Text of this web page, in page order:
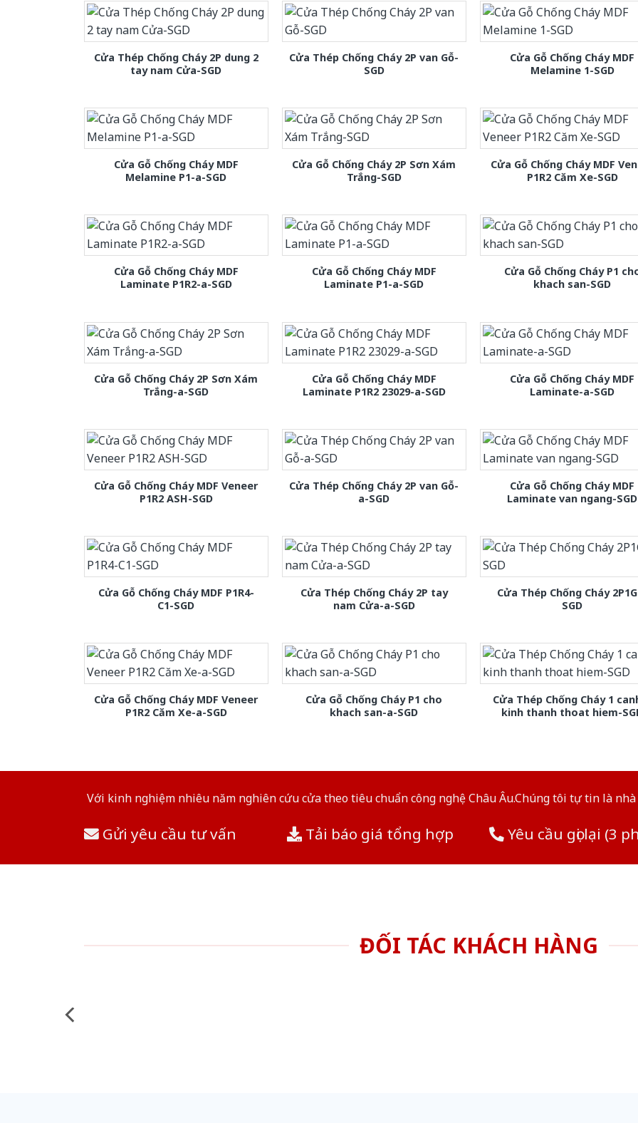
Cửa Thép Chống Cháy 2P dung 2
tay nam Cửa-SGD
Cửa Thép Chống Cháy 2P van Gỗ-
SGD
Cửa Gỗ Chống Cháy MDF
Melamine 1-SGD
Cửa Gỗ Chống Cháy MDF
Melamine P1-a-SGD
Cửa Gỗ Chống Cháy 2P Sơn Xám
Trắng-SGD
Cửa Gỗ Chống Cháy MDF
P1R2 Căm Xe-SGD
Cửa Gỗ Chống Cháy MDF
Laminate P1R2-a-SGD
Cửa Gỗ Chống Cháy MDF
Laminate P1-a-SGD
Cửa Gỗ Chống Cháy P1
khach san-SGD
Cửa Gỗ Chống Cháy 2P Sơn Xám
Trắng-a-SGD
Cửa Gỗ Chống Cháy MDF
Laminate P1R2 23029-a-SGD
Cửa Gỗ Chống Cháy MDF
Laminate-a-SGD
Cửa Gỗ Chống Cháy MDF Veneer
P1R2 ASH-SGD
Cửa Thép Chống Cháy 2P van Gỗ-
a-SGD
Cửa Gỗ Chống Cháy MDF
Laminate van ngang-SGD
Cửa Gỗ Chống Cháy MDF P1R4-
C1-SGD
Cửa Thép Chống Cháy 2P tay
nam Cửa-a-SGD
Cửa Thép Chống Cháy
SGD
Cửa Gỗ Chống Cháy MDF Veneer
P1R2 Căm Xe-a-SGD
Cửa Gỗ Chống Cháy P1 cho
khach san-a-SGD
Cửa Thép Chống Cháy 1
kinh thanh thoat hiem-
Với kinh nghiệm nhiêu năm nghiên cứu cửa theo tiêu chuẩn công nghệ Châu Âu.Chúng tôi tự tin là
Gửi yêu cầu tư vấn Tải báo giá tổng hợp Yêu cầu gọi lại (3
ĐỐI TÁC KHÁCH HÀNG